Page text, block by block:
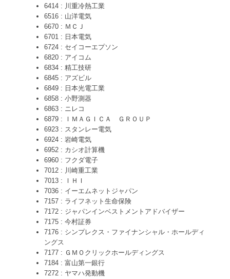
6414 : 川重冷熱工業
6516 : 山洋電気
6670 : ＭＣＪ
6701 : 日本電気
6724 : セイコーエプソン
6820 : アイコム
6834 : 精工技研
6845 : アズビル
6849 : 日本光電工業
6858 : 小野測器
6863 : ニレコ
6879 : ＩＭＡＧＩＣＡ ＧＲＯＵＰ
6923 : スタンレー電気
6924 : 岩崎電気
6952 : カシオ計算機
6960 : フクダ電子
7012 : 川崎重工業
7013 : ＩＨＩ
7036 : イーエムネットジャパン
7157 : ライフネット生命保険
7172 : ジャパンインベストメントアドバイザー
7175 : 今村証券
7176 : シンプレクス・ファイナンシャル・ホールディ
ングス
7177 : ＧＭＯクリックホールディングス
7184 : 富山第一銀行
7272 : ヤマハ発動機